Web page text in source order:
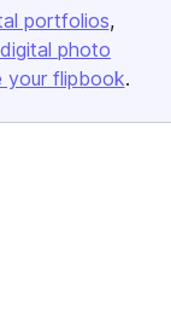
portfolios
digital photo
your flipbook.